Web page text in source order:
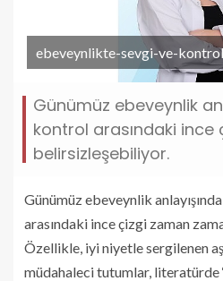
ebeveynlikte-sevgi-ve-
Günümüz ebeveynlik
kontrol arasındaki
belirsizleşebiliyor.
Günümüz ebeveynlik
arasındaki ince çizgi zaman
Özellikle, iyi niyetle sergilenen
müdahaleci tutumlar, literatürde